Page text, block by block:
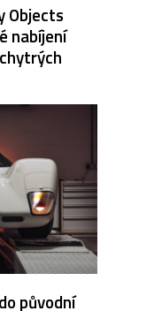
Objects
nabíjení
původní